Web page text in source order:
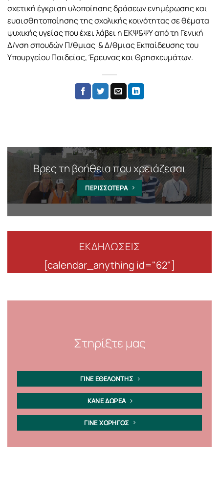
σχετική έγκριση υλοποίησης δράσεων ενημέρωσης και
ευαισθητοποίησης της σχολικής κοινότητας σε θέματα
ψυχικής υγείας που έχει λάβει η ΕΚΨ&ΨΥ από τη Γενική
Δ/νση σπουδών Π/θμιας & Δ/θμιας Εκπαίδευσης του
Υπουργείου Παιδείας, Έρευνας και Θρησκευμάτων.
Βρες τη βοήθεια που χρειάζεσαι
ΠΕΡΙΣΣΟΤΕΡΑ
ΕΚΔΗΛΩΣΕΙΣ
[calendar_anything id="62"]
Στηρίξτε μας
ΓΙΝΕ ΕΘΕΛΟΝΤΗΣ
ΚΑΝΕ ΔΩΡΕΑ
ΓΙΝΕ ΧΟΡΗΓΟΣ